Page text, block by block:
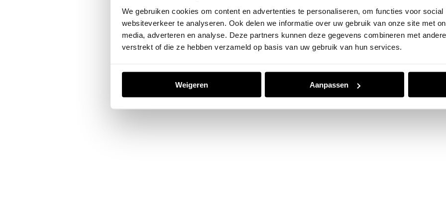
We gebruiken cookies om content en advertenties te personaliseren, om functies voor
websiteverkeer te analyseren. Ook delen we informatie over uw gebruik van onze site met
media, adverteren en analyse. Deze partners kunnen deze gegevens combineren met
verstrekt of die ze hebben verzameld op basis van uw gebruik van hun services.
Weigeren Aanpassen
Application error: aclient-side exception has occurred while loadingwww.jvk.nl(see the